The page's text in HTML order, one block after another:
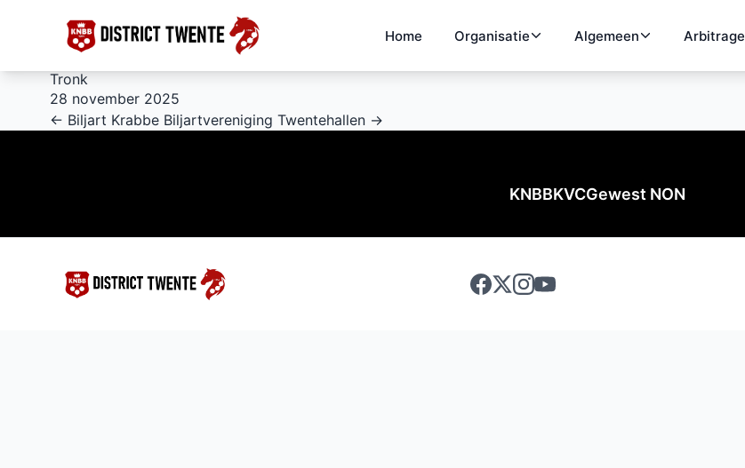
Home Organisatie Algemeen Arbitrage
Tronk
28 november 2025
← Biljart Krabbe Biljartvereniging Twentehallen →
KNBBKVCGewest NON